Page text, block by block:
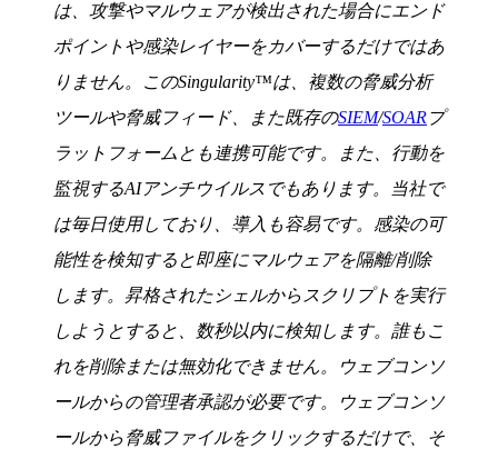
は、攻撃やマルウェアが検出された場合にエンド
ポイントや感染レイヤーをカバーするだけではあ
りません。このSingularity™は、複数の脅威分析
ツールや脅威フィード、また既存のSIEM/SOARプ
ラットフォームとも連携可能です。また、行動を
監視するAIアンチウイルスでもあります。当社で
は毎日使用しており、導入も容易です。感染の可
能性を検知すると即座にマルウェアを隔離/削除
します。昇格されたシェルからスクリプトを実行
しようとすると、数秒以内に検知します。誰もこ
れを削除または無効化できません。ウェブコンソ
ールからの管理者承認が必要です。ウェブコンソ
ールから脅威ファイルをクリックするだけで、そ